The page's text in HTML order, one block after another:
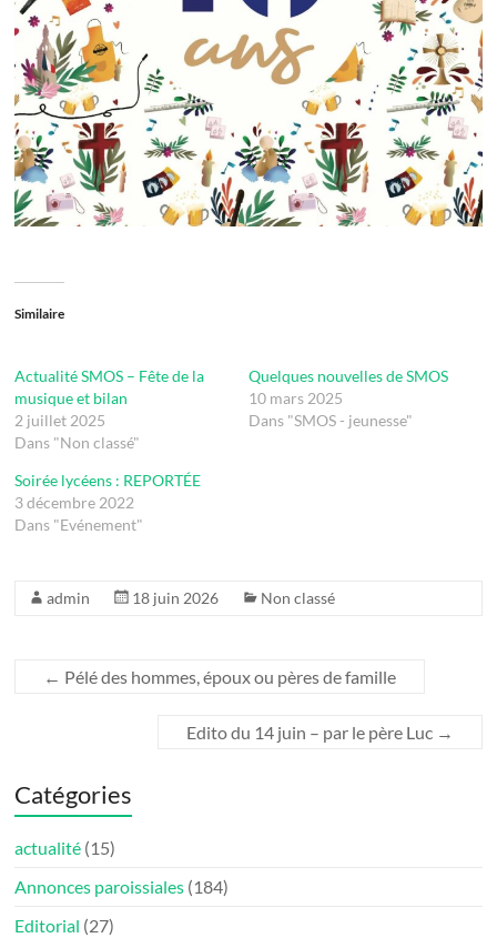
Similaire
Actualité SMOS – Fête de la
musique et bilan
2 juillet 2025
Dans "Non classé"
Quelques nouvelles de SMOS
10 mars 2025
Dans "SMOS - jeunesse"
Soirée lycéens : REPORTÉE
3 décembre 2022
Dans "Evénement"
admin 18 juin 2026 Non classé
← Pélé des hommes, époux ou pères de famille
Edito du 14 juin – par le père Luc →
Catégories
actualité (15)
Annonces paroissiales (184)
Editorial (27)